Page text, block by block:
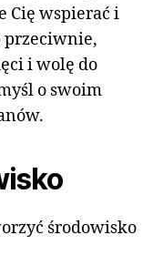
Cię wspierać i
przeciwnie,
i wolę do
o swoim
środowisko